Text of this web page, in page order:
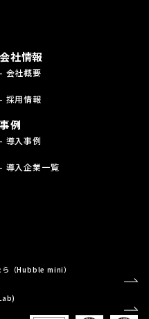
会社情報
- 会社概要
- 採用情報
事例
- 導入事例
- 導入企業一覧
ら（Hubble mini）